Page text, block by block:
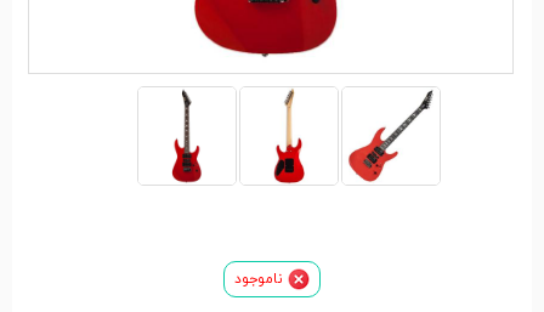
ناموجود